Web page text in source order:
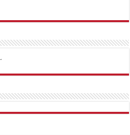
TipobetMatadorbetMariobet